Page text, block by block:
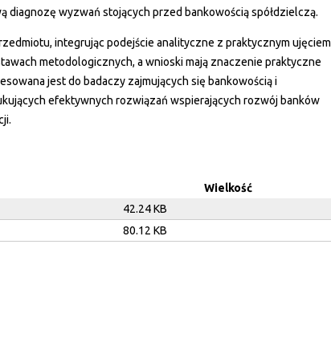
diagnozę wyzwań stojących przed bankowością spółdzielczą.
integrując podejście analityczne z praktycznym ujęciem
metodologicznych, a wnioski mają znaczenie praktyczne
jest do badaczy zajmujących się bankowością i
efektywnych rozwiązań wspierających rozwój banków
Wielkość
42.24 KB
80.12 KB